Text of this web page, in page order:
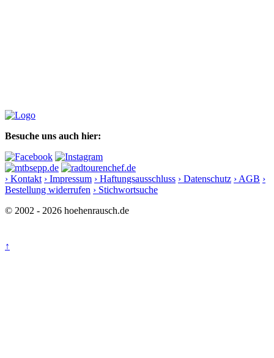
Besuche uns auch hier:
› Kontakt › Impressum › Haftungsausschluss › Datenschutz › AGB ›
Bestellung widerrufen › Stichwortsuche
© 2002 - 2026 hoehenrausch.de
↑